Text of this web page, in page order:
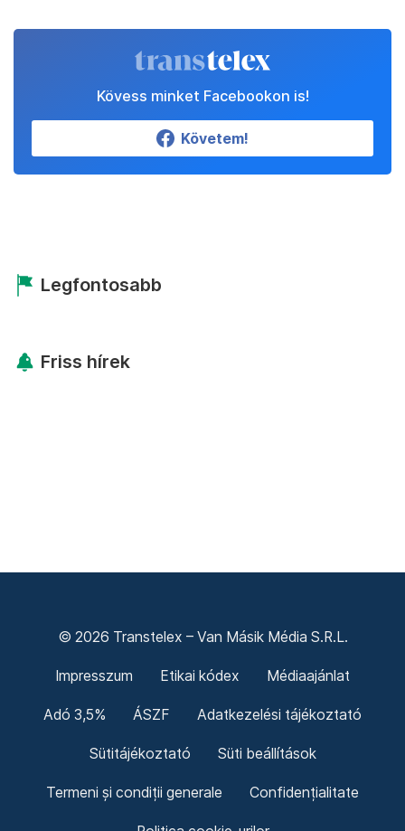
Kövess minket Facebookon is!
Követem!
Legfontosabb
Friss hírek
© 2026 Transtelex – Van Másik Média S.R.L.
Impresszum Etikai kódex Médiaajánlat
Adó 3,5% ÁSZF Adatkezelési tájékoztató
Sütitájékoztató Süti beállítások
Termeni și condiții generale Confidențialitate